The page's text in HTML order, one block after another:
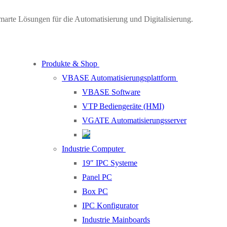
Lösungen für die Automatisierung und Digitalisierung.
Produkte & Shop
VBASE Automatisierungsplattform
VBASE Software
VTP Bediengeräte (HMI)
VGATE Automatisierungsserver
Industrie Computer
19″ IPC Systeme
Panel PC
Box PC
IPC Konfigurator
Industrie Mainboards